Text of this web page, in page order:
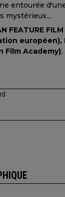
entourée
mystérieux...
FEATURE
européen),
Film Academy),